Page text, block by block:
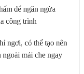
để ngăn ngừa
công trình
ngơi, có thể tạo nên
mái che ngay